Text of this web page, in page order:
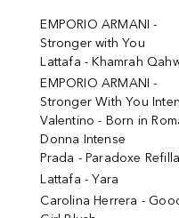
EMPORIO ARMANI -
Stronger with You
Lattafa - Khamrah
EMPORIO ARMANI -
Stronger With You
Valentino - Born in
Donna Intense
Prada - Paradoxe
Lattafa - Yara
Carolina Herrera -